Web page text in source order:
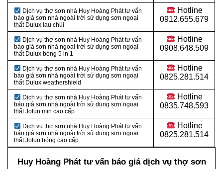
Dịch vụ thợ sơn nhà Huy Hoàng Phát tư vấn
báo giá sơn nhà ngoài trời sử dụng sơn ngoại
thất Dulux lau chùi
Hotline
0912.655.679
Dịch vụ thợ sơn nhà Huy Hoàng Phát tư vấn
báo giá sơn nhà ngoài trời sử dụng sơn ngoại
thất Dulux bóng 5 in 1
Hotline
0908.648.509
Dịch vụ thợ sơn nhà Huy Hoàng Phát tư vấn
báo giá sơn nhà ngoài trời sử dụng sơn ngoại
thất Dulux weathershield
Hotline
0825.281.514
Dịch vụ thợ sơn nhà Huy Hoàng Phát tư vấn
báo giá sơn nhà ngoài trời sử dụng sơn ngoại
thất Jotun mịn cao cấp
Hotline
0835.748.593
Dịch vụ thợ sơn nhà Huy Hoàng Phát tư vấn
báo giá sơn nhà ngoài trời sử dụng sơn ngoại
thất Jotun bóng cao cấp
Hotline
0825.281.514
Huy Hoàng Phát tư vấn báo giá dịch vụ thợ sơn